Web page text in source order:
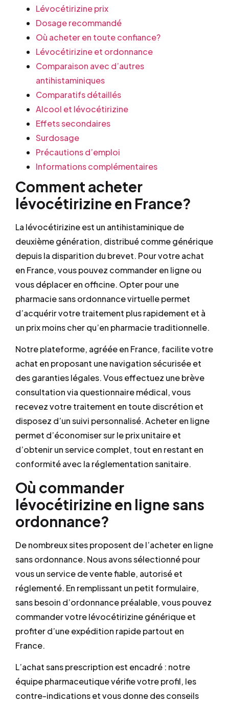
Lévocétirizine prix
Dosage recommandé
Où acheter en toute confiance?
Lévocétirizine et ordonnance
Comparaison avec d’autres
antihistaminiques
Comparatifs détaillés
Alcool et lévocétirizine
Effets secondaires
Surdosage
Précautions d’emploi
Informations complémentaires
Comment acheter
lévocétirizine en France?
La lévocétirizine est un antihistaminique de
deuxième génération, distribué comme générique
depuis la disparition du brevet. Pour votre achat
en France, vous pouvez commander en ligne ou
vous déplacer en officine. Opter pour une
pharmacie sans ordonnance virtuelle permet
d’acquérir votre traitement plus rapidement et à
un prix moins cher qu’en pharmacie traditionnelle.
Notre plateforme, agréée en France, facilite votre
achat en proposant une navigation sécurisée et
des garanties légales. Vous effectuez une brève
consultation via questionnaire médical, vous
recevez votre traitement en toute discrétion et
disposez d’un suivi personnalisé. Acheter en ligne
permet d’économiser sur le prix unitaire et
d’obtenir un service complet, tout en restant en
conformité avec la réglementation sanitaire.
Où commander
lévocétirizine en ligne sans
ordonnance?
De nombreux sites proposent de l’acheter en ligne
sans ordonnance. Nous avons sélectionné pour
vous un service de vente fiable, autorisé et
réglementé. En remplissant un petit formulaire,
sans besoin d’ordonnance préalable, vous pouvez
commander votre lévocétirizine générique et
profiter d’une expédition rapide partout en
France.
L’achat sans prescription est encadré : notre
équipe pharmaceutique vérifie votre profil, les
contre-indications et vous donne des conseils